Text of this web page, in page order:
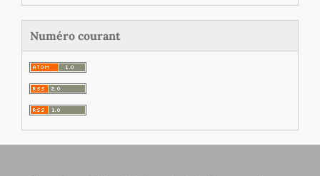
Numéro courant